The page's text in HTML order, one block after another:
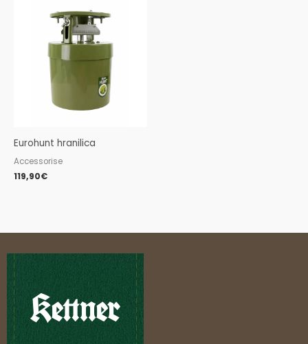
Eurohunt hranilica
Accessorise
119,90€